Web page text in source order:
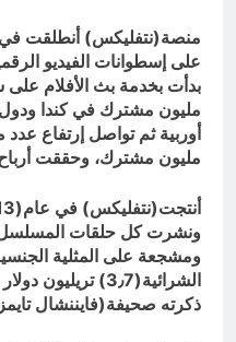
على إسطوانات الفيديو
مليون مشترك في كندا ودول
مليون مشترك، وحققت أرباح قرابة(3)
ونشرت كل حلقات
ومشجعة على المثلية
ذكرته صحيفة(فايننشال